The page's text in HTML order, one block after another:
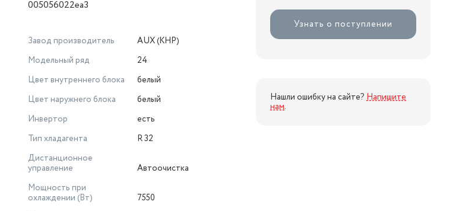
005056022ea3
Завод производитель
AUX (КНР)
Модельный ряд
24
Цвет внутреннего блока
белый
Цвет наружнего блока
белый
Инвертор
есть
Тип хладагента
R 32
Дистанционное
управление
Автоочистка
Мощность при
охлаждении (Вт)
7550
Узнать о поступлении
Нашли ошибку на сайте? Напишите
нам.